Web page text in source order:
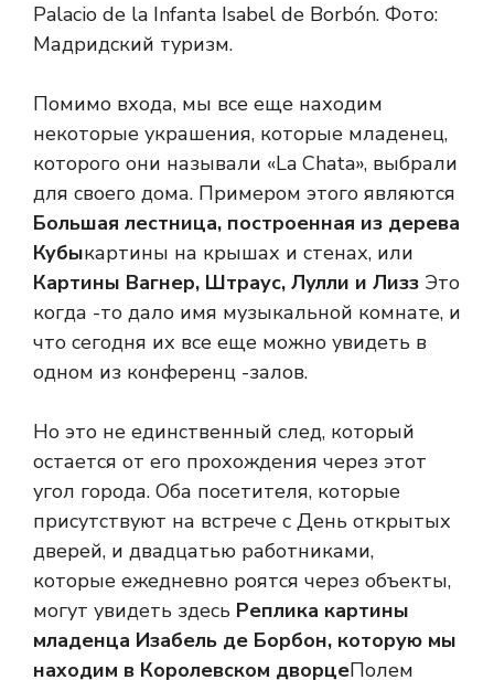
Palacio de la Infanta Isabel de Borbón. Фото:
Мадридский туризм.
Помимо входа, мы все еще находим
некоторые украшения, которые младенец,
которого они называли «La Chata», выбрали
для своего дома. Примером этого являются
Большая лестница, построенная из дерева
Кубыкартины на крышах и стенах, или
Картины Вагнер, Штраус, Лулли и Лизз Это
когда -то дало имя музыкальной комнате, и
что сегодня их все еще можно увидеть в
одном из конференц -залов.
Но это не единственный след, который
остается от его прохождения через этот
угол города. Оба посетителя, которые
присутствуют на встрече с День открытых
дверей, и двадцатью работниками,
которые ежедневно роятся через объекты,
могут увидеть здесь Реплика картины
младенца Изабель де Борбон, которую мы
находим в Королевском дворцеПолем